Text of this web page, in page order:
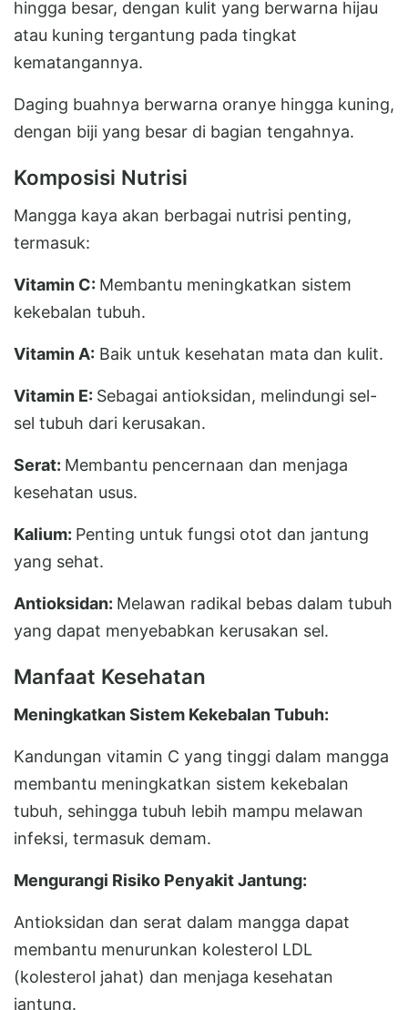
hingga besar, dengan kulit yang berwarna hijau
atau kuning tergantung pada tingkat
kematangannya.
Daging buahnya berwarna oranye hingga kuning,
dengan biji yang besar di bagian tengahnya.
Komposisi Nutrisi
Mangga kaya akan berbagai nutrisi penting,
termasuk:
Vitamin C: Membantu meningkatkan sistem
kekebalan tubuh.
Vitamin A: Baik untuk kesehatan mata dan kulit.
Vitamin E: Sebagai antioksidan, melindungi sel-
sel tubuh dari kerusakan.
Serat: Membantu pencernaan dan menjaga
kesehatan usus.
Kalium: Penting untuk fungsi otot dan jantung
yang sehat.
Antioksidan: Melawan radikal bebas dalam tubuh
yang dapat menyebabkan kerusakan sel.
Manfaat Kesehatan
Meningkatkan Sistem Kekebalan Tubuh:
Kandungan vitamin C yang tinggi dalam mangga
membantu meningkatkan sistem kekebalan
tubuh, sehingga tubuh lebih mampu melawan
infeksi, termasuk demam.
Mengurangi Risiko Penyakit Jantung:
Antioksidan dan serat dalam mangga dapat
membantu menurunkan kolesterol LDL
(kolesterol jahat) dan menjaga kesehatan
jantung.